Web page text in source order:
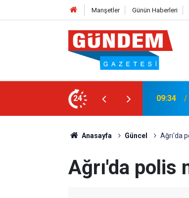
Manşetler Günün Haberleri
24
Türkiye, Pakistan ve Suudi Arabistan 15:33
Anasayfa Güncel Ağrı'da
Ağrı'da polis